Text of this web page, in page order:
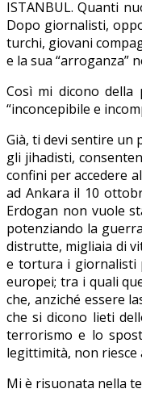
ISTANBUL. Quanti
Dopo giornalisti,
turchi, giovani
e la sua “arroganza”
Così mi dicono della
“inconcepibile e
Già, ti devi sentire un
gli jihadisti,
confini per accedere
ad Ankara il 10
Erdogan non vuole
potenziando la
distrutte, migliaia di
e tortura i giornalisti
europei; tra i quali
che, anziché essere
che si dicono lieti
terrorismo e lo
legittimità, non riesce
Mi è risuonata nella